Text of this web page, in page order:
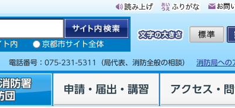
ト内 京都市サイト全体
電話番号： 075-231-5311 （局代表、消防全般の相談） 消防局への
防署
団
申請・届出・講習 アクセス・